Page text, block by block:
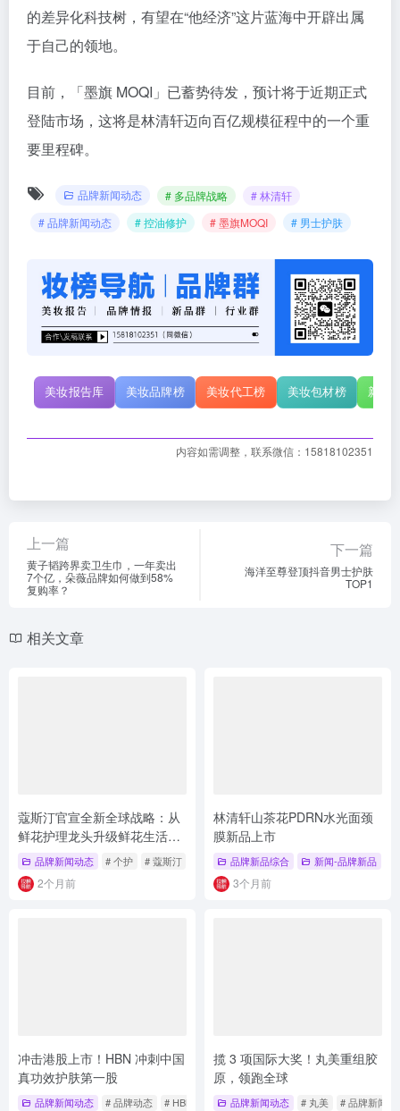
的差异化科技树，有望在“他经济”这片蓝海中开辟出属
于自己的领地。
目前，「墨旗 MOQI」已蓄势待发，预计将于近期正式
登陆市场，这将是林清轩迈向百亿规模征程中的一个重
要里程碑。
品牌新闻动态 # 多品牌战略
# 林清轩
# 品牌新闻动态
# 控油修护 # 墨旗MOQI # 男士护肤
美妆报告库 美妆品牌榜 美妆代工榜 美妆包材榜 新原
内容如需调整，联系微信：15818102351
上一篇
黄子韬跨界卖卫生巾，一年卖出
7个亿，朵薇品牌如何做到58%
复购率？
下一篇
海洋至尊登顶抖音男士护肤
TOP1
相关文章
蔻斯汀官宣全新全球战略：从
鲜花护理龙头升级鲜花生活方
式品牌
品牌新闻动态 # 个护 # 蔻斯汀 # 品牌新闻动态
2个月前
林清轩山茶花PDRN水光面颈
膜新品上市
品牌新品综合 新闻-品牌新品
3个月前
冲击港股上市！HBN 冲刺中国
真功效护肤第一股
品牌新闻动态 # 品牌动态 # HBN
揽 3 项国际大奖！丸美重组胶
原，领跑全球
品牌新闻动态 # 丸美 # 品牌新闻动